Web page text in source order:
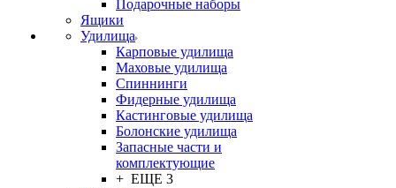
Подарочные наборы
Ящики
Удилища
Карповые удилища
Маховые удилища
Спиннинги
Фидерные удилища
Кастинговые удилища
Болонские удилища
Запасные части и
комплектующие
+ ЕЩЕ 3